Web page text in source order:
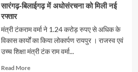
सारंगढ़-बिलाईगढ़ में अधोसंरचना को मिली नई
रफ्तार
मंत्री टंकराम वर्मा ने 1.24 करोड़ रुपए से अधिक के
विकास कार्यों का किया लोकार्पण रायपुर । राजस्व एवं
उच्च शिक्षा मंत्री टंक राम वर्मा...
Read MoreRead